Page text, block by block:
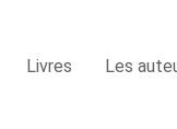
Livres Les